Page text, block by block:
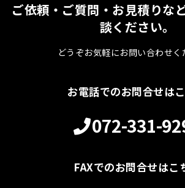
ご依頼・ご質問・お見積りな
談ください。
どうぞお気軽にお問い合わせく
お電話でのお問合せは
072-331-
FAXでのお問合せはこ